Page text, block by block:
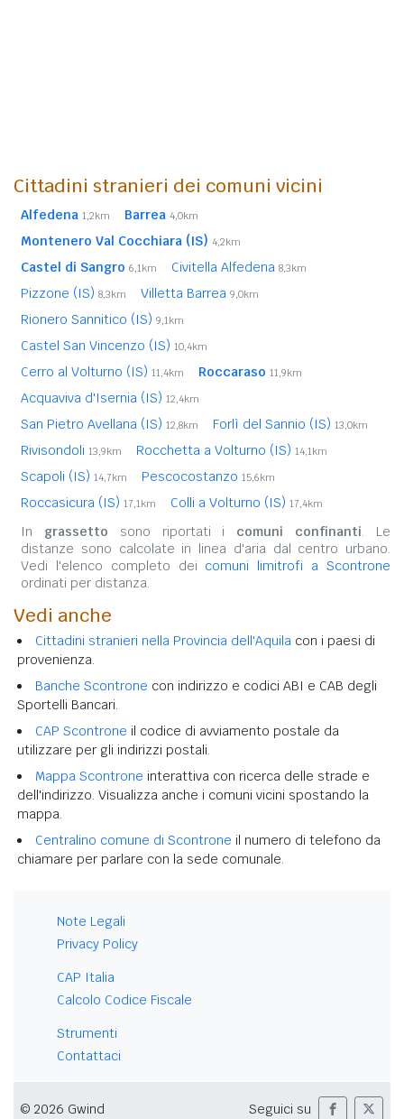
Cittadini stranieri dei comuni vicini
Alfedena 1,2km Barrea 4,0km
Montenero Val Cocchiara (IS) 4,2km
Castel di Sangro 6,1km Civitella Alfedena 8,3km
Pizzone (IS) 8,3km Villetta Barrea 9,0km
Rionero Sannitico (IS) 9,1km
Castel San Vincenzo (IS) 10,4km
Cerro al Volturno (IS) 11,4km Roccaraso 11,9km
Acquaviva d'Isernia (IS) 12,4km
San Pietro Avellana (IS) 12,8km Forlì del Sannio (IS) 13,0km
Rivisondoli 13,9km Rocchetta a Volturno (IS) 14,1km
Scapoli (IS) 14,7km Pescocostanzo 15,6km
Roccasicura (IS) 17,1km Colli a Volturno (IS) 17,4km
In grassetto sono riportati i comuni confinanti. Le
distanze sono calcolate in linea d'aria dal centro urbano.
Vedi l'elenco completo dei comuni limitrofi a Scontrone
ordinati per distanza.
Vedi anche
Cittadini stranieri nella Provincia dell'Aquila con i paesi di
provenienza.
Banche Scontrone con indirizzo e codici ABI e CAB degli
Sportelli Bancari.
CAP Scontrone il codice di avviamento postale da
utilizzare per gli indirizzi postali.
Mappa Scontrone interattiva con ricerca delle strade e
dell'indirizzo. Visualizza anche i comuni vicini spostando la
mappa.
Centralino comune di Scontrone il numero di telefono da
chiamare per parlare con la sede comunale.
Note Legali
Privacy Policy
CAP Italia
Calcolo Codice Fiscale
Strumenti
Contattaci
© 2026 Gwind Seguici su